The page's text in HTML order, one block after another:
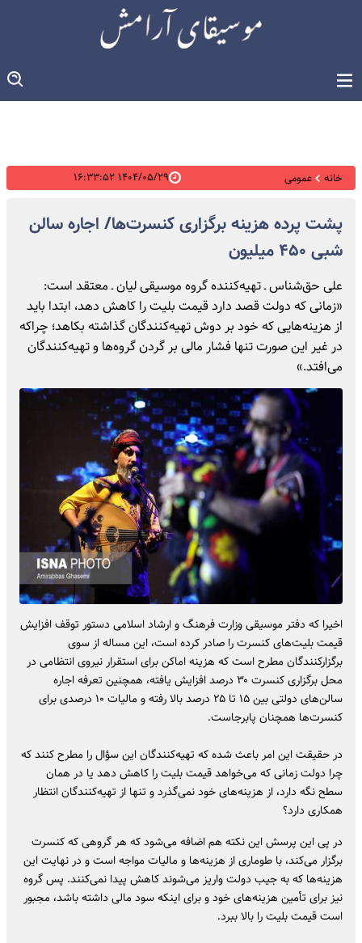
خانه عمومی ۱۴۰۴/۰۵/۲۹ ۱۶:۳۳:۵۲
پشت پرده هزینه برگزاری کنسرت‌ها/ اجاره سالن
شبی ۴۵۰ میلیون
علی حق‌شناس ـ تهیه‌کننده گروه موسیقی لیان ـ معتقد است:
«زمانی که دولت قصد دارد قیمت بلیت را کاهش دهد، ابتدا باید
از هزینه‌هایی که خود بر دوش تهیه‌کنندگان گذاشته بکاهد؛ چراکه
در غیر این صورت تنها فشار مالی بر گردن گروه‌ها و تهیه‌کنندگان
می‌افتد.»
اخیرا که دفتر موسیقی وزارت فرهنگ و ارشاد اسلامی دستور توقف افزایش
قیمت بلیت‌های کنسرت را صادر کرده است، این مساله از سوی
برگزارکنندگان مطرح است که هزینه اماکن برای استقرار نیروی انتظامی در
محل برگزاری کنسرت ۳۰ درصد افزایش یافته، همچنین تعرفه اجاره
سالن‌های دولتی بین ۱۵ تا ۲۵ درصد بالا رفته و مالیات ۱۰ درصدی برای
کنسرت‌ها همچنان پابرجاست.
در حقیقت این امر باعث شده که تهیه‌کنندگان این سؤال را مطرح کنند که
چرا دولت زمانی که می‌خواهد قیمت بلیت را کاهش دهد یا در همان
سطح نگه دارد، از هزینه‌های خود نمی‌گذرد و تنها از تهیه‌کنندگان انتظار
همکاری دارد؟
در پی این پرسش این نکته هم اضافه می‌شود که هر گروهی که کنسرت
برگزار می‌کند، با طوماری از هزینه‌ها و مالیات مواجه است و در نهایت این
هزینه‌ها که به جیب دولت واریز می‌شوند کاهش پیدا نمی‌کنند. پس گروه
نیز برای تأمین هزینه‌های خود و برای اینکه سود مالی داشته باشد، مجبور
است قیمت بلیت را بالا ببرد.